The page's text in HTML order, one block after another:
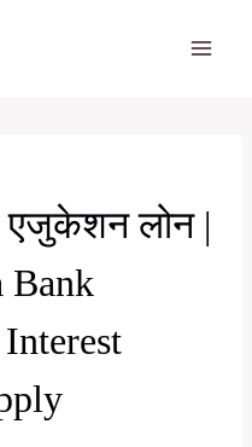
एजुकेशन लोन |
Bank